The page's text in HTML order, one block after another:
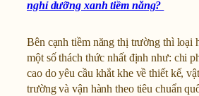
nghỉ dưỡng xanh tiềm năng?
Bên cạnh tiềm năng thị trường thì loại
một số thách thức nhất định như: chi
cao do yêu cầu khắt khe về thiết kế,
trường và vận hành theo tiêu chuẩn